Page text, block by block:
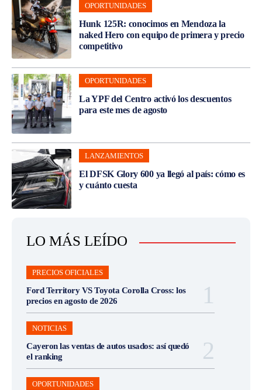
OPORTUNIDADES
Hunk 125R: conocimos en Mendoza la
naked Hero con equipo de primera y precio
competitivo
OPORTUNIDADES
La YPF del Centro activó los descuentos
para este mes de agosto
LANZAMIENTOS
El DFSK Glory 600 ya llegó al país: cómo es
y cuánto cuesta
LO MÁS LEÍDO
PRECIOS OFICIALES
Ford Territory VS Toyota Corolla Cross: los
precios en agosto de 2026
NOTICIAS
Cayeron las ventas de autos usados: así quedó
el ranking
OPORTUNIDADES